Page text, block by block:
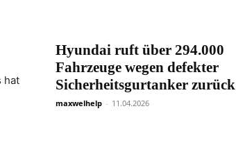
hat
Hyundai ruft über 294.000
Fahrzeuge wegen defekter
Sicherheitsgurtanker zurück
maxwelhelp - 11.04.2026